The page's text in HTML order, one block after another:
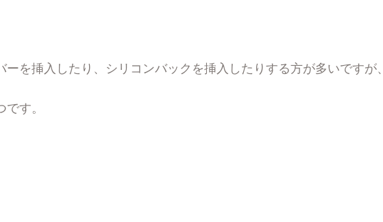
ーを挿入したり、シリコンバックを挿入したりする方が多いですが、
す。